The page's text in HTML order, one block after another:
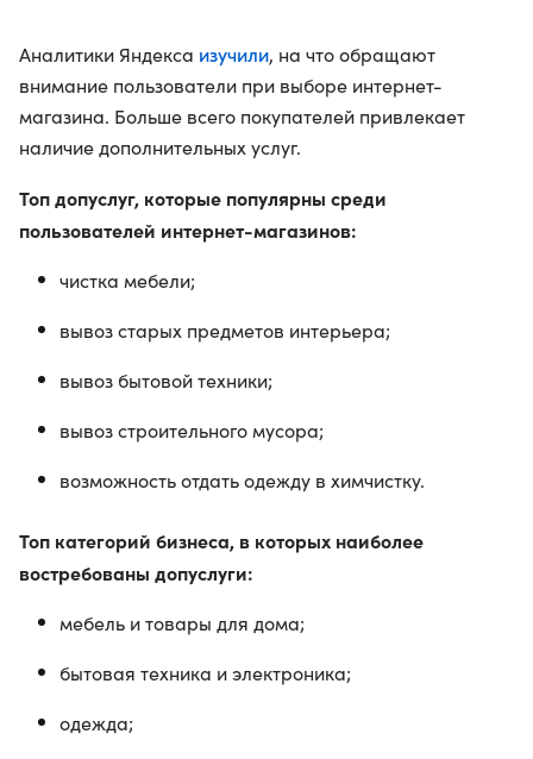
Аналитики Яндекса изучили, на что обращают
внимание пользователи при выборе интернет-
магазина. Больше всего покупателей привлекает
наличие дополнительных услуг.
Топ допуслуг, которые популярны среди
пользователей интернет-магазинов:
чистка мебели;
вывоз старых предметов интерьера;
вывоз бытовой техники;
вывоз строительного мусора;
возможность отдать одежду в химчистку.
Топ категорий бизнеса, в которых наиболее
востребованы допуслуги:
мебель и товары для дома;
бытовая техника и электроника;
одежда;